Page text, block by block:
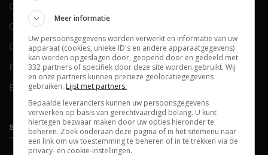
Contact
Over ons
Colofon
FAQ
Blog
Cookies
Cookievoorkeuren
SOCIALS ONTDEKKEN
Meer informatie
Uw persoonsgegevens worden verwerkt en informatie van uw
apparaat (cookies, unieke ID's en andere apparaatgegevens)
kan worden opgeslagen door, geopend door en gedeeld met
332 partners of specifiek door deze site worden gebruikt. Wij
en onze partners kunnen precieze geolocatiegegevens
gebruiken. Lijst met partners.
Bepaalde leveranciers kunnen uw persoonsgegevens
verwerken op basis van gerechtvaardigd belang. U kunt
hiertegen bezwaar maken door uw opties hieronder te
beheren. Zoek onderaan deze pagina of in het sitemenu naar
een link om uw toestemming te beheren of in te trekken via de
privacy- en cookie-instellingen.